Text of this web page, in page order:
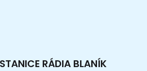
RÁDIA BLANÍK